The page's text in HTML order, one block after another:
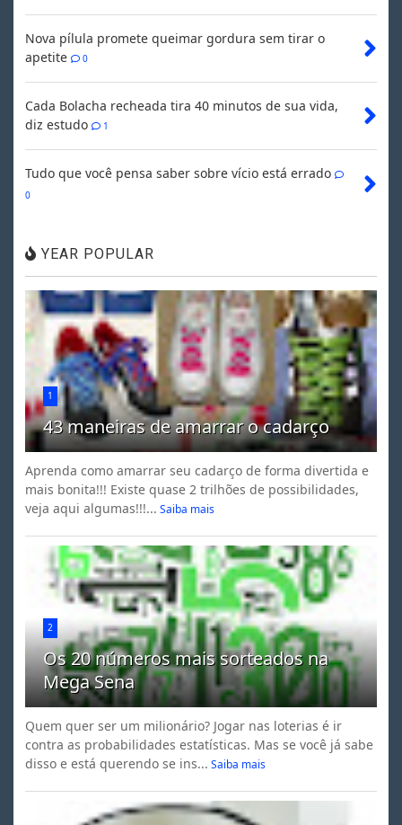
Nova pílula promete queimar gordura sem tirar o
apetite
0
Cada Bolacha recheada tira 40 minutos de sua vida,
diz estudo
1
Tudo que você pensa saber sobre vício está errado
0
YEAR POPULAR
1
43 maneiras de amarrar o cadarço
Aprenda como amarrar seu cadarço de forma divertida e
mais bonita!!! Existe quase 2 trilhões de possibilidades,
veja aqui algumas!!!... Saiba mais
2
Os 20 números mais sorteados na
Mega Sena
Quem quer ser um milionário? Jogar nas loterias é ir
contra as probabilidades estatísticas. Mas se você já sabe
disso e está querendo se ins... Saiba mais